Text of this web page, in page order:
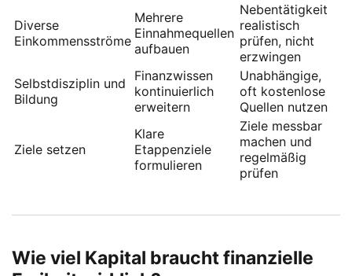
Diverse
Einkommensströme
Mehrere
Einnahmequellen
aufbauen
Nebentätigkeit
realistisch
prüfen, nicht
erzwingen
Selbstdisziplin und
Bildung
Finanzwissen
kontinuierlich
erweitern
Unabhängige,
oft kostenlose
Quellen nutzen
Ziele setzen
Klare
Etappenziele
formulieren
Ziele messbar
machen und
regelmäßig
prüfen
Wie viel Kapital braucht finanzielle